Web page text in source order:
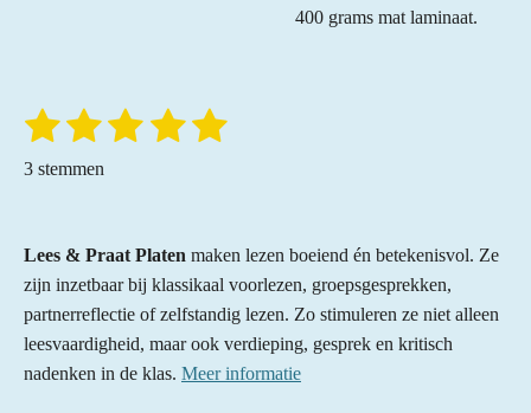
400 grams mat laminaat.
R
t
5
1
s
e
r
2
s
e
r
r
e
n
3
r
r
e
n
4
e
r
r
e
n
5
r
r
e
n
S
3 stemmen
Lees & Praat Platen maken lezen boeiend én betekenisvol. Ze
zijn inzetbaar bij klassikaal voorlezen, groepsgesprekken,
partnerreflectie of zelfstandig lezen. Zo stimuleren ze niet alleen
leesvaardigheid, maar ook verdieping, gesprek en kritisch
nadenken in de klas. Meer informatie